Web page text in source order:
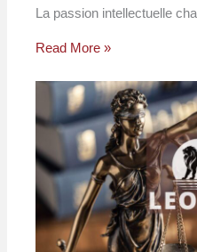
La passion intellectuelle
Read More »